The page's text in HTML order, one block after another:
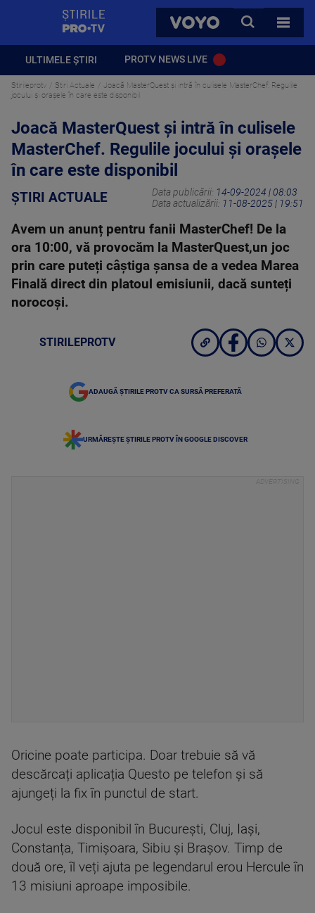
VOYO
CAUTA
TOATE
ULTIMELE ȘTIRI PROTV NEWS LIVE
Stirileprotv Știri Actuale
Joacă MasterQuest și intră în culisele MasterChef. Regulile
jocului și orașele în care este disponibil
Joacă MasterQuest și intră în culisele
MasterChef. Regulile jocului și orașele
în care este disponibil
ȘTIRI ACTUALE Data publicării: 14-09-2024 | 08:03
Data actualizării: 11-08-2025 | 19:51
Avem un anunț pentru fanii MasterChef! De la
ora 10:00, vă provocăm la MasterQuest,un joc
prin care puteți câștiga șansa de a vedea Marea
Finală direct din platoul emisiunii, dacă sunteți
norocoși.
STIRILEPROTV
ADAUGĂ ȘTIRILE PROTV CA SURSĂ PREFERATĂ
URMĂREȘTE ȘTIRILE PROTV ÎN GOOGLE DISCOVER
Oricine poate participa. Doar trebuie să vă
descărcați aplicația Questo pe telefon și să
ajungeți la fix în punctul de start.
Jocul este disponibil în București, Cluj, Iași,
Constanța, Timișoara, Sibiu și Brașov. Timp de
două ore, îl veți ajuta pe legendarul erou Hercule în
13 misiuni aproape imposibile.